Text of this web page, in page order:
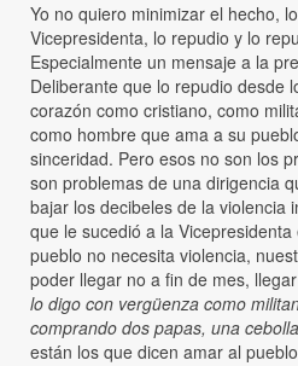
Yo no quiero minimizar el hecho,
Vicepresidenta, lo repudio y lo
Especialmente un mensaje a la
Deliberante que lo repudio desde
corazón como cristiano, como
como hombre que ama a su
sinceridad. Pero esos no son los
son problemas de una dirigencia
bajar los decibeles de la violencia
que le sucedió a la
pueblo no necesita violencia,
poder llegar no a fin de mes,
lo digo con vergüenza como
comprando dos papas, una
están los que dicen amar al